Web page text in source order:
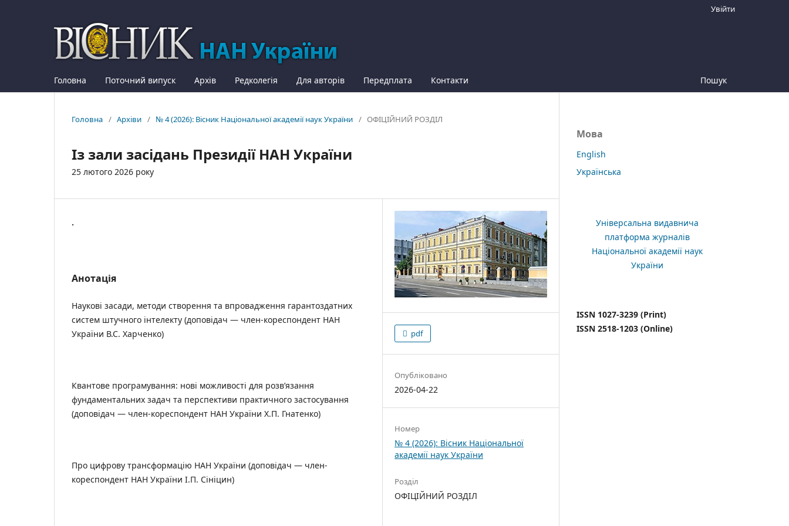
Головна Поточний випуск Архів Редколегія Для авторів Передплата Контакти Пошук
Увійти
Головна / Архіви / № 4 (2026): Вісник Національної академії наук України / ОФІЦІЙНИЙ РОЗДІЛ
Із зали засідань Президії НАН України
25 лютого 2026 року
.
Анотація
Наукові засади, методи створення та впровадження гарантоздатних
систем штучного інтелекту (доповідач — член-кореспондент НАН
України В.С. Харченко)
Квантове програмування: нові можливості для розв’язання
фундаментальних задач та перспективи практичного застосування
(доповідач — член-кореспондент НАН України Х.П. Гнатенко)
Про цифрову трансформацію НАН України (доповідач — член-
кореспондент НАН України І.П. Сініцин)
pdf
Опубліковано
2026-04-22
Номер
№ 4 (2026): Вісник Національної
академії наук України
Розділ
ОФІЦІЙНИЙ РОЗДІЛ
Мова
English
Українська
Універсальна видавнича
платформа журналів
Національної академії наук
України
ISSN 1027-3239 (Print)
ISSN 2518-1203 (Online)